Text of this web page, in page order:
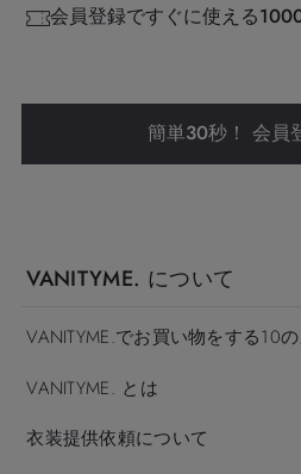
会員登録ですぐに使える
簡単30秒！ 会員
VANITYME. について
VANITYME.でお買い物をする10
VANITYME. とは
衣装提供依頼について